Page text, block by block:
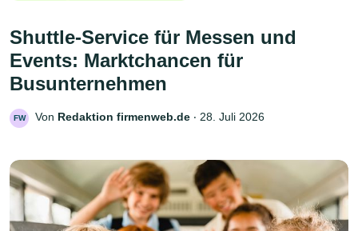
Shuttle-Service für Messen und
Events: Marktchancen für
Busunternehmen
FW Von Redaktion firmenweb.de ‧ 28. Juli 2026